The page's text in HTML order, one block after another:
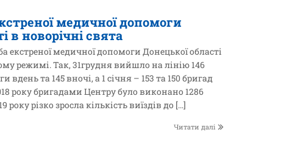
медичної допомоги
в новорічні свята
екстреної медичної допомоги Донецької області
режимі. Так, 31грудня вийшло на лінію 146
та 145 вночі, а 1 січня – 153 та 150 бригад
року бригадами Центру було виконано 1286
року різко зросла кількість виїздів до […]
Читати далі